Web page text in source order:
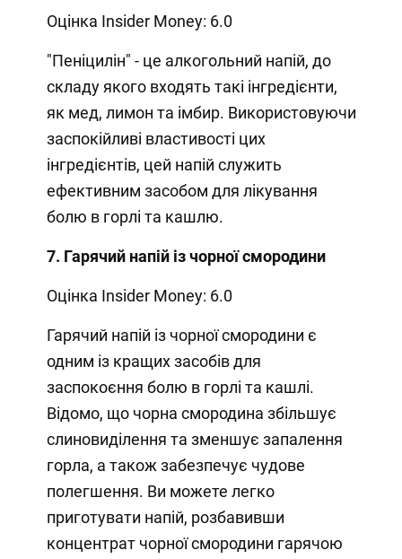
Оцінка Insider Money: 6.0
"Пеніцилін" - це алкогольний напій, до
складу якого входять такі інгредієнти,
як мед, лимон та імбир. Використовуючи
заспокійливі властивості цих
інгредієнтів, цей напій служить
ефективним засобом для лікування
болю в горлі та кашлю.
7. Гарячий напій із чорної смородини
Оцінка Insider Money: 6.0
Гарячий напій із чорної смородини є
одним із кращих засобів для
заспокоєння болю в горлі та кашлі.
Відомо, що чорна смородина збільшує
слиновиділення та зменшує запалення
горла, а також забезпечує чудове
полегшення. Ви можете легко
приготувати напій, розбавивши
концентрат чорної смородини гарячою